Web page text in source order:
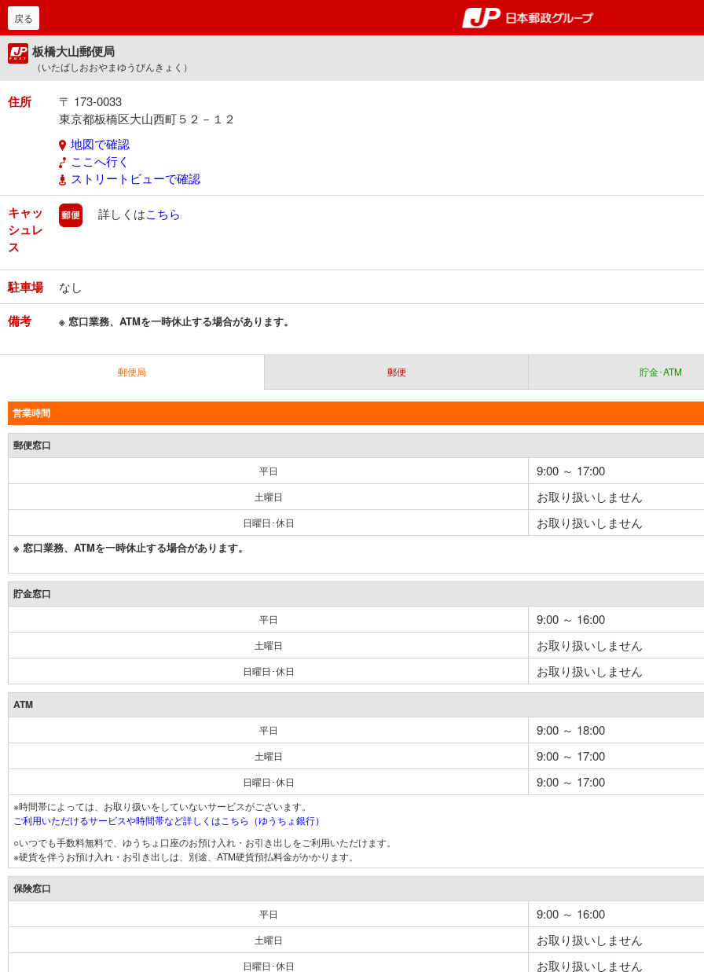
郵便局・日本郵政グルー
戻る
板橋大山郵便局
（いたばしおおやまゆうびんきょく）
住所
〒 173-0033
東京都板橋区大山西町５２－１２
地図で確認
ここへ行く
ストリートビューで確認
キャッ
シュレ
ス
郵便
詳しくはこちら
駐車場 なし
備考 ※ 窓口業務、ATMを一時休止する場合があります。
郵便局 郵便 貯金･ATM
営業時間
郵便窓口
平日 9:00 ～ 17:00
土曜日 お取り扱いしません
日曜日･休日 お取り扱いしません
※ 窓口業務、ATMを一時休止する場合があります。
貯金窓口
平日 9:00 ～ 16:00
土曜日 お取り扱いしません
日曜日･休日 お取り扱いしません
ATM
平日 9:00 ～ 18:00
土曜日 9:00 ～ 17:00
日曜日･休日 9:00 ～ 17:00
※時間帯によっては、お取り扱いをしていないサービスがございます。
ご利用いただけるサービスや時間帯など詳しくはこちら（ゆうちょ銀行）
○いつでも手数料無料で、ゆうちょ口座のお預け入れ・お引き出しをご利用いただけます。
※硬貨を伴うお預け入れ・お引き出しは、別途、ATM硬貨預払料金がかかります。
保険窓口
平日 9:00 ～ 16:00
土曜日 お取り扱いしません
日曜日･休日 お取り扱いしません